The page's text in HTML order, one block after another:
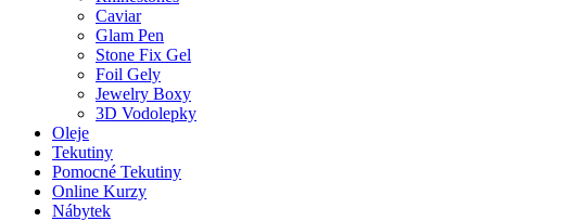
Caviar
Glam Pen
Stone Fix Gel
Foil Gely
Jewelry Boxy
3D Vodolepky
Oleje
Tekutiny
Pomocné Tekutiny
Online Kurzy
Nábytek